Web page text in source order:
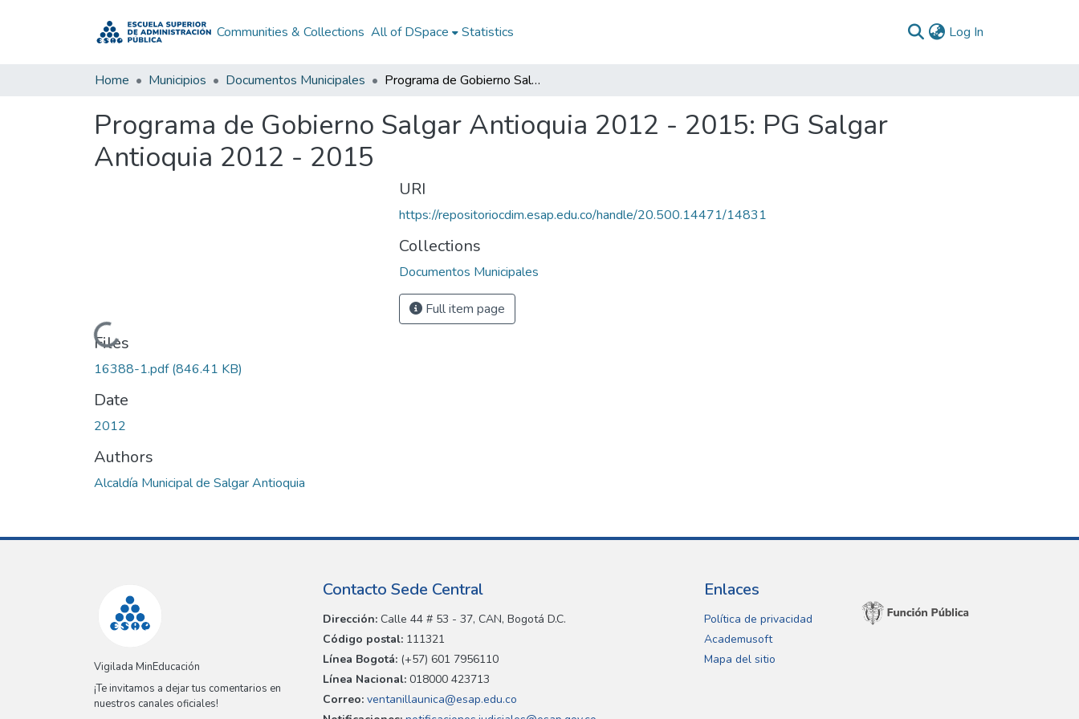
Communities & Collections All of DSpace Statistics Log In
Home Municipios Documentos Municipales Programa de Gobierno Salgar Antioquia 2012 - 2015: PG Salgar Antioquia 2012 - 2015
Programa de Gobierno Salgar Antioquia 2012 - 2015: PG Salgar
Antioquia 2012 - 2015
Loading...
Files
16388-1.pdf(846.41 KB)
Date
2012
Authors
Alcaldía Municipal de Salgar Antioquia
URI
https://repositoriocdim.esap.edu.co/handle/20.500.14471/14831
Collections
Documentos Municipales
Full item page
Vigilada MinEducación
¡Te invitamos a dejar tus comentarios en
nuestros canales oficiales!
Contacto Sede Central
Dirección: Calle 44 # 53 - 37, CAN, Bogotá D.C.
Código postal: 111321
Línea Bogotá: (+57) 601 7956110
Línea Nacional: 018000 423713
Correo: ventanillaunica@esap.edu.co
Enlaces
Política de privacidad
Academusoft
Mapa del sitio